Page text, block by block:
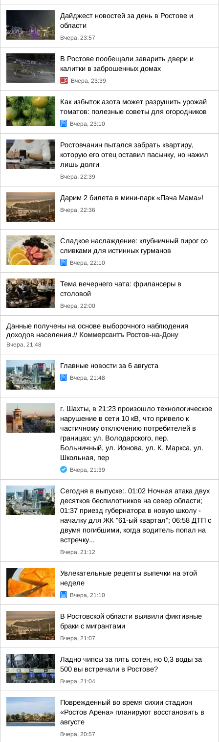
Дайджест новостей за день в Ростове и
области
Вчера, 23:57
В Ростове пообещали заварить двери и
калитки в заброшенных домах
Вчера, 23:39
Как избыток азота может разрушить урожай
томатов: полезные советы для огородников
Вчера, 23:10
Ростовчанин пытался забрать квартиру,
которую его отец оставил пасынку, но нажил
лишь долги
Вчера, 22:39
Дарим 2 билета в мини-парк «Пача Мама»!
Вчера, 22:36
Сладкое наслаждение: клубничный пирог со
сливками для истинных гурманов
Вчера, 22:10
Тема вечернего чата: фрилансеры в
столовой
Вчера, 22:00
Данные получены на основе выборочного наблюдения
доходов населения.// Коммерсантъ Ростов-на-Дону
Вчера, 21:48
Главные новости за 6 августа
Вчера, 21:48
г. Шахты, в 21:23 произошло технологическое
нарушение в сети 10 кВ, что привело к
частичному отключению потребителей в
границах: ул. Володарского, пер.
Больничный, ул. Ионова, ул. К. Маркса, ул.
Школьная, пер
Вчера, 21:39
Сегодня в выпуске:. 01:02 Ночная атака двух
десятков беспилотников на север области;
01:37 приезд губернатора в новую школу -
началку для ЖК "61-ый квартал"; 06:58 ДТП с
двумя погибшими, когда водитель попал на
встречку...
Вчера, 21:12
Увлекательные рецепты выпечки на этой
неделе
Вчера, 21:10
В Ростовской области выявили фиктивные
браки с мигрантами
Вчера, 21:07
Ладно чипсы за пять сотен, но 0,3 воды за
500 вы встречали в Ростове?
Вчера, 21:04
Поврежденный во время сихии стадион
«Ростов Арена» планируют восстановить в
августе
Вчера, 20:57